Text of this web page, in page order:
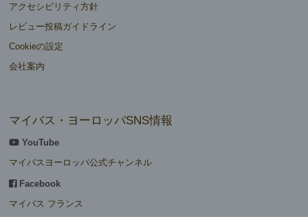
アクセシビリティ方針
レビュー投稿ガイドライン
Cookieの設定
会社案内
マイバス・ヨーロッパSNS情報
YouTube
マイバスヨーロッパ公式チャンネル
Facebook
マイバス フランス